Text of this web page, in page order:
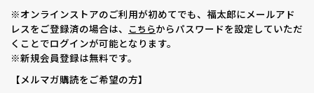
※オンラインストアのご利用が初めてでも、福太郎にメールアド
レスをご登録済の場合は、 こちらからパスワードを設定していただ
くことでログインが可能となります。
※新規会員登録は無料です。
【メルマガ購読をご希望の方】